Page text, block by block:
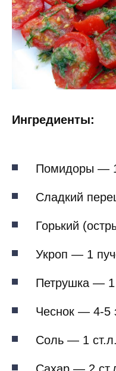
Ингредиенты:
Помидоры —
Сладкий
Горький
Укроп — 1
Петрушка — 1
Чеснок — 4-5
Соль — 1